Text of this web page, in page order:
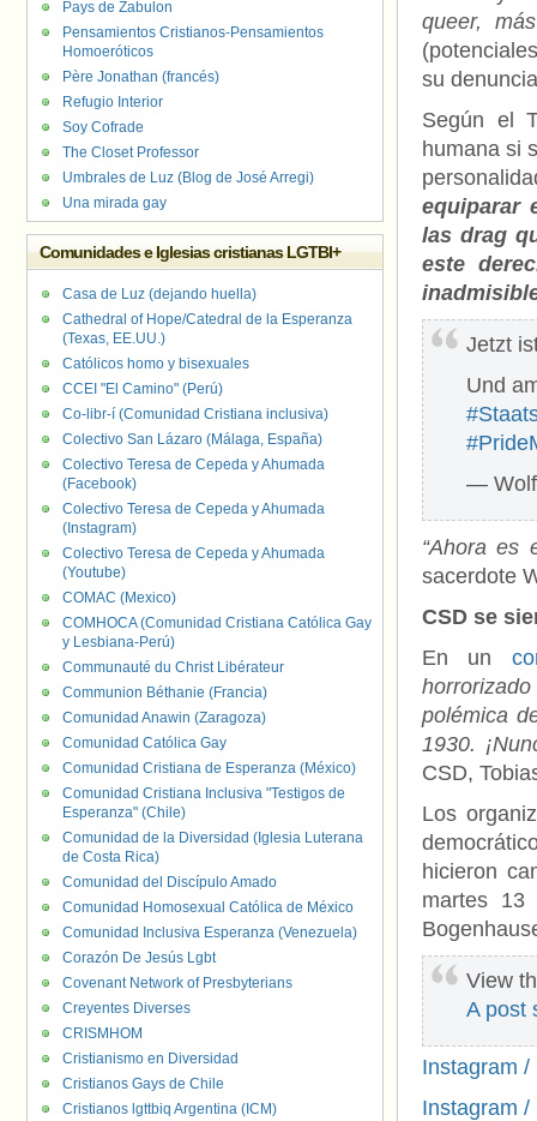
queer,
su
Según el
humana si
equiparar
las drag
este
Jetzt
Und
—
“Ahora es
sacerdote
CSD se
En un
polémica
1930.
CSD,
Los
hicieron
martes
View
A post
Instagram /
Instagram /
Pays de Zabulon
Pensamientos Cristianos-Pensamientos
Homoeróticos
Père Jonathan (francés)
Refugio Interior
Soy Cofrade
The Closet Professor
Umbrales de Luz (Blog de José Arregi)
Una mirada gay
Comunidades e Iglesias cristianas LGTBI+
Casa de Luz (dejando huella)
Cathedral of Hope/Catedral de la Esperanza
(Texas, EE.UU.)
Católicos homo y bisexuales
CCEI "El Camino" (Perú)
Co-libr-í (Comunidad Cristiana inclusiva)
Colectivo San Lázaro (Málaga, España)
Colectivo Teresa de Cepeda y Ahumada
(Facebook)
Colectivo Teresa de Cepeda y Ahumada
(Instagram)
Colectivo Teresa de Cepeda y Ahumada
(Youtube)
COMAC (Mexico)
COMHOCA (Comunidad Cristiana Católica Gay
y Lesbiana-Perú)
Communauté du Christ Libérateur
Communion Béthanie (Francia)
Comunidad Anawin (Zaragoza)
Comunidad Católica Gay
Comunidad Cristiana de Esperanza (México)
Comunidad Cristiana Inclusiva "Testigos de
Esperanza" (Chile)
Comunidad de la Diversidad (Iglesia Luterana
de Costa Rica)
Comunidad del Discípulo Amado
Comunidad Homosexual Católica de México
Comunidad Inclusiva Esperanza (Venezuela)
Corazón De Jesús Lgbt
Covenant Network of Presbyterians
Creyentes Diverses
CRISMHOM
Cristianismo en Diversidad
Cristianos Gays de Chile
Cristianos lgttbiq Argentina (ICM)